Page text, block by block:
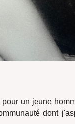
un jeune
dont